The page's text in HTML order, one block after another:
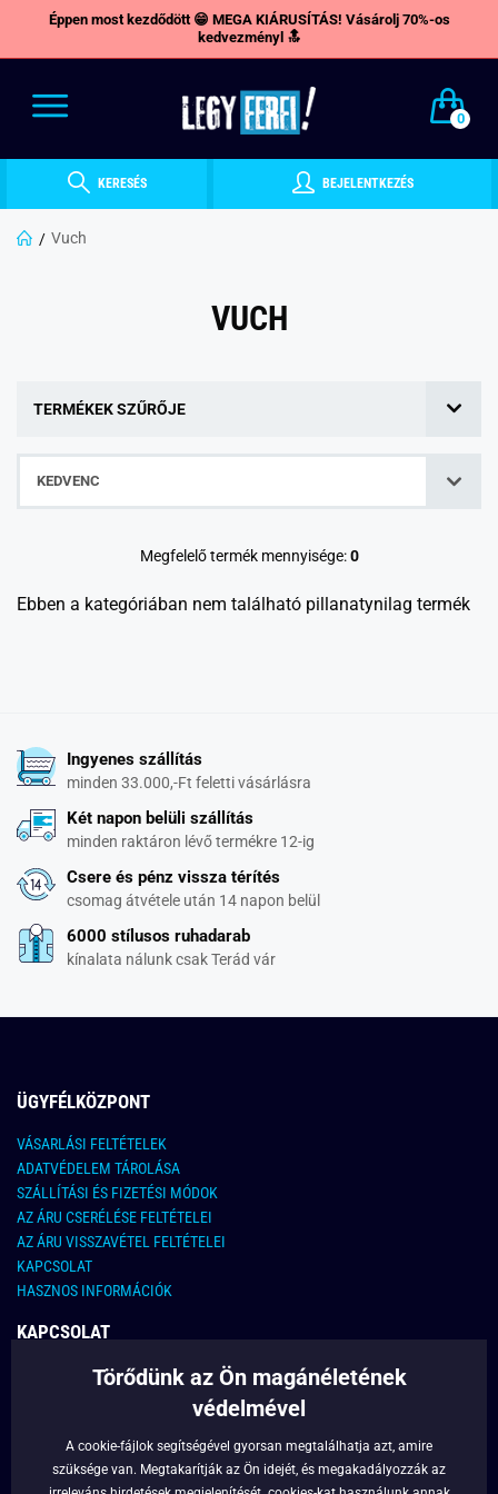
Éppen most kezdődött 😁 MEGA KIÁRUSÍTÁS! Vásárolj 70%-os
kedvezményl 🔝
0
KERESÉS BEJELENTKEZÉS
Vuch
VUCH
TERMÉKEK SZŰRŐJE
KEDVENC
Megfelelő termék mennyisége:0
Ebben a kategóriában nem található pillanatynilag termék
Ingyenes szállítás
minden 33.000,-Ft feletti vásárlásra
Két napon belüli szállítás
minden raktáron lévő termékre 12-ig
Csere és pénz vissza térítés
csomag átvétele után 14 napon belül
6000 stílusos ruhadarab
kínalata nálunk csak Terád vár
ÜGYFÉLKÖZPONT
VÁSARLÁSI FELTÉTELEK
ADATVÉDELEM TÁROLÁSA
SZÁLLÍTÁSI ÉS FIZETÉSI MÓDOK
AZ ÁRU CSERÉLÉSE FELTÉTELEI
AZ ÁRU VISSZAVÉTEL FELTÉTELEI
KAPCSOLAT
HASZNOS INFORMÁCIÓK
KAPCSOLAT
E-MAIL CÍM:
FONTOS INFORMÁCIÓK
RÓLUNK
Törődünk az Ön magánéletének
védelmével
A cookie-fájlok segítségével gyorsan megtalálhatja azt, amire
szüksége van. Megtakarítják az Ön idejét, és megakadályozzák az